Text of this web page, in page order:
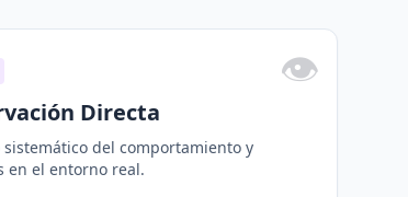
👁️
Directa
sistemático del comportamiento y
en el entorno real.